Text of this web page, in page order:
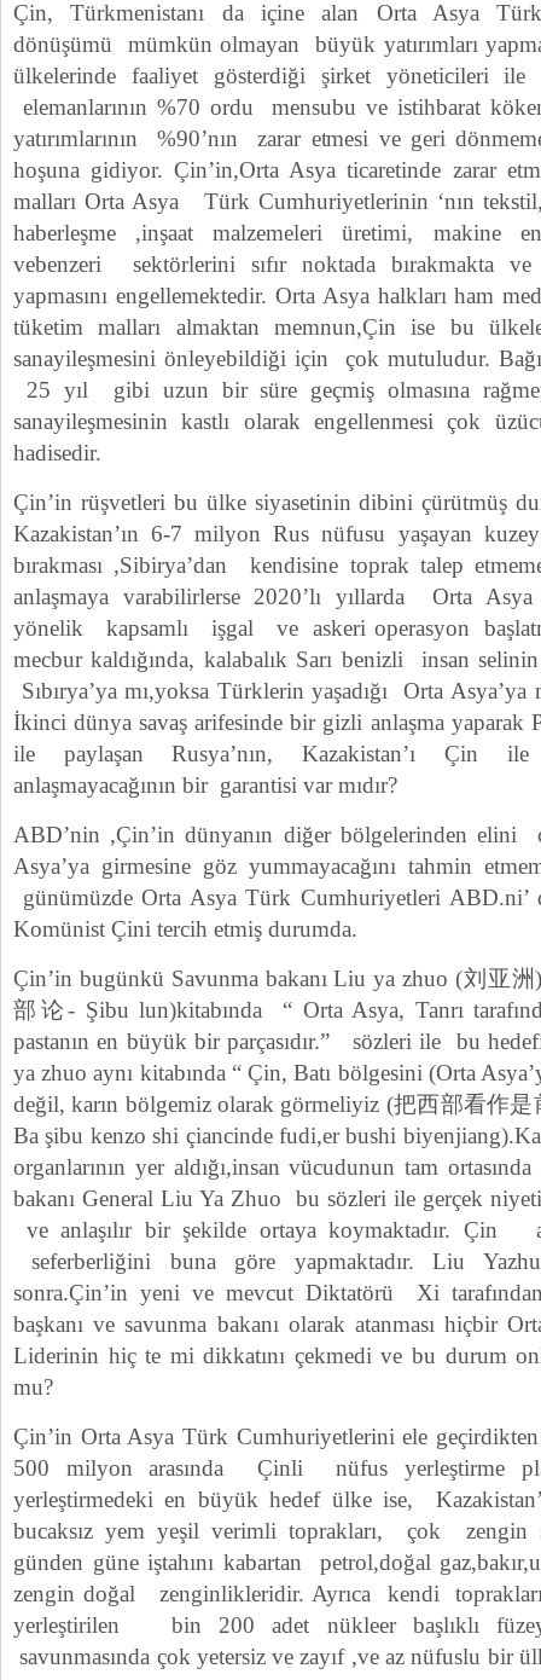
Çin, Türkmenistanı da içine alan Orta Asya
dönüşümü mümkün olmayan büyük yatırımları
ülkelerinde faaliyet gösterdiği şirket
elemanlarının %70 ordu mensubu ve istihbarat
yatırımlarının %90’nın zarar etmesi ve geri
hoşuna gidiyor. Çin’in,Orta Asya ticaretinde zarar
malları Orta Asya Türk Cumhuriyetlerinin ‘nın
haberleşme ,inşaat malzemeleri üretimi, makine
vebenzeri sektörlerini sıfır noktada bırakmakta
yapmasını engellemektedir. Orta Asya halkları ham
tüketim malları almaktan memnun,Çin ise bu
sanayileşmesini önleyebildiği için çok mutuludur.
25 yıl gibi uzun bir süre geçmiş olmasına
sanayileşmesinin kastlı olarak engellenmesi çok
hadisedir.
Çin’in rüşvetleri bu ülke siyasetinin dibini çürütmüş
Kazakistan’ın 6-7 milyon Rus nüfusu yaşayan
bırakması ,Sibirya’dan kendisine toprak talep
anlaşmaya varabilirlerse 2020’lı yıllarda Orta
yönelik kapsamlı işgal ve askeri operasyon
mecbur kaldığında, kalabalık Sarı benizli insan
Sıbırya’ya mı,yoksa Türklerin yaşadığı Orta Asya’ya
İkinci dünya savaş arifesinde bir gizli anlaşma yaparak
ile paylaşan Rusya’nın, Kazakistan’ı Çin ile
anlaşmayacağının bir garantisi var mıdır?
ABD’nin ,Çin’in dünyanın diğer bölgelerinden elini
Asya’ya girmesine göz yummayacağını tahmin
günümüzde Orta Asya Türk Cumhuriyetleri ABD.ni’
Komünist Çini tercih etmiş durumda.
Çin’in bugünkü Savunma bakanı Liu ya zhuo (刘亚洲
部论- Şibu lun)kitabında “ Orta Asya, Tanrı
pastanın en büyük bir parçasıdır.” sözleri ile bu
ya zhuo aynı kitabında “ Çin, Batı bölgesini (Orta
değil, karın bölgemiz olarak görmeliyiz (把西部看作
Ba şibu kenzo shi çiancinde fudi,er bushi
organlarının yer aldığı,insan vücudunun tam
bakanı General Liu Ya Zhuo bu sözleri ile gerçek
ve anlaşılır bir şekilde ortaya koymaktadır. Çin
seferberliğini buna göre yapmaktadır. Liu
sonra.Çin’in yeni ve mevcut Diktatörü Xi
başkanı ve savunma bakanı olarak atanması hiçbir
Liderinin hiç te mi dikkatını çekmedi ve bu durum
mu?
Çin’in Orta Asya Türk Cumhuriyetlerini ele
500 milyon arasında Çinli nüfus yerleştirme
yerleştirmedeki en büyük hedef ülke ise,
bucaksız yem yeşil verimli toprakları, çok zengin
günden güne iştahını kabartan petrol,doğal
zengin doğal zenginlikleridir. Ayrıca kendi
yerleştirilen bin 200 adet nükleer başlıklı
savunmasında çok yetersiz ve zayıf ,ve az nüfuslu bir